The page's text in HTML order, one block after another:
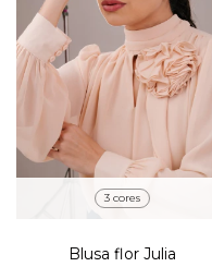
3 cores
Blusa flor Julia